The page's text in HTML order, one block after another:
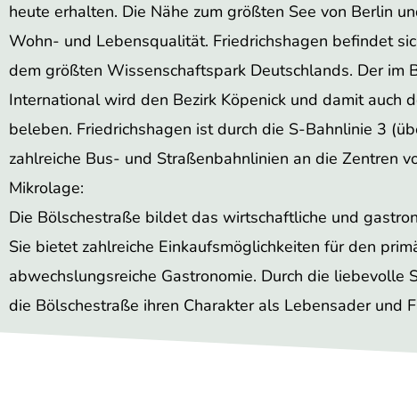
heute erhalten. Die Nähe zum größten See von Berlin
Wohn- und Lebensqualität. Friedrichshagen befindet
dem größten Wissenschaftspark Deutschlands. Der
International wird den Bezirk Köpenick und damit
beleben. Friedrichshagen ist durch die S-Bahnlinie 3
zahlreiche Bus- und Straßenbahnlinien an die Zentren
Mikrolage:
Die Bölschestraße bildet das wirtschaftliche und
Sie bietet zahlreiche Einkaufsmöglichkeiten für den
abwechslungsreiche Gastronomie. Durch die
die Bölschestraße ihren Charakter als Lebensader und